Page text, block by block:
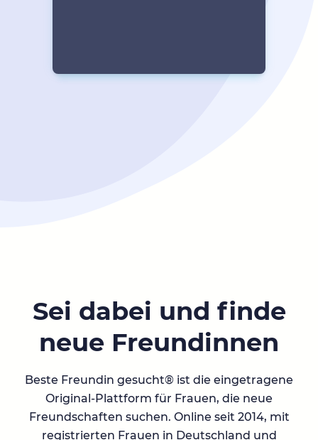
Sei dabei und finde
neue Freundinnen
Beste Freundin gesucht® ist die eingetragene
Original-Plattform für Frauen, die neue
Freundschaften suchen. Online seit 2014, mit
registrierten Frauen in Deutschland und